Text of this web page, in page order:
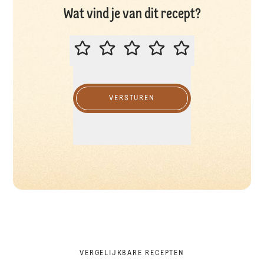
Wat vind je van dit recept?
BEOORDEEL DIT RECEPT
VERSTUREN
VERGELIJKBARE RECEPTEN